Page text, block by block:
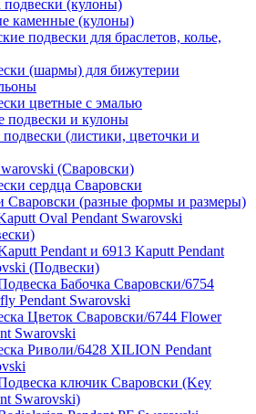
(кулоны)
каменные (кулоны)
подвески для браслетов, колье,
(шармы) для бижутерии
цветные с эмалью
подвески и кулоны
(листики, цветочки и
(Сваровски)
сердца Сваровски
Сваровски (разные формы и размеры)
Oval Pendant Swarovski
Pendant и 6913 Kaputt Pendant
(Подвески)
Бабочка Сваровски/6754
Pendant Swarovski
Цветок Сваровски/6744 Flower
Swarovski
Риволи/6428 XILION Pendant
ключик Сваровски (Key
Swarovski)